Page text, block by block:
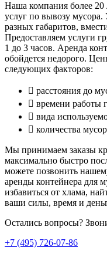
Наша компания более 20
услуг по вывозу
разных габаритов,
Предоставляем услуги
1 до 3 часов. Аренда
обойдется недорого.
следующих факторов:
 расстояния до
 времени работы
 вида
 количества
Мы принимаем заказы
максимально быстро
можете позвонить
аренды контейнера для
избавиться от хлама,
ваши силы, время и
Остались вопросы?
+7 (495) 726-07-86